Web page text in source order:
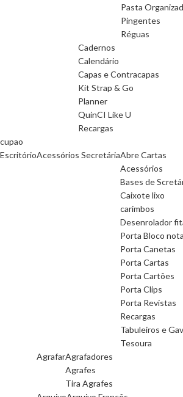
Pasta
Pingentes
Réguas
Cadernos
Calendário
Capas e Contracapas
Kit Strap & Go
Planner
QuinCI Like U
Recargas
cupao
EscritórioAcessórios SecretáriaAbre Cartas
Acessórios
Bases de
Caixote lixo
carimbos
Desenrolador
Porta Bloco
Porta Canetas
Porta Cartas
Porta Cartões
Porta Clips
Porta Revistas
Recargas
Tabuleiros e
Tesoura
AgrafarAgrafadores
Agrafes
Tira Agrafes